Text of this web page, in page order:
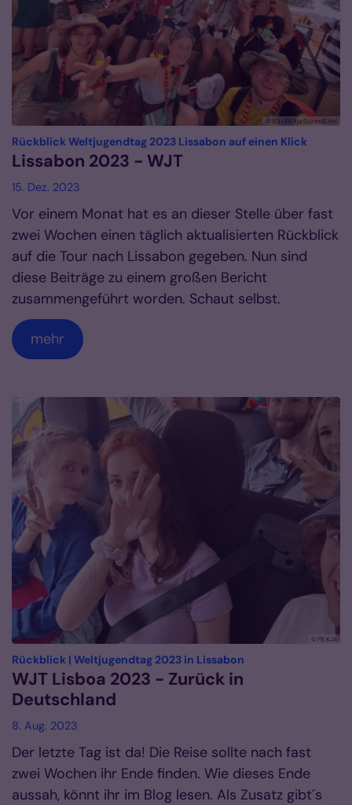
© SD | FB kja Düren|Eifel
Rückblick Weltjugendtag 2023 Lissabon auf einen Klick
Lissabon 2023 - WJT
15. Dez. 2023
Vor einem Monat hat es an dieser Stelle über fast
zwei Wochen einen täglich aktualisierten Rückblick
auf die Tour nach Lissabon gegeben. Nun sind
diese Beiträge zu einem großen Bericht
zusammengeführt worden. Schaut selbst.
mehr
© FB KJA
Rückblick | Weltjugendtag 2023 in Lissabon
WJT Lisboa 2023 - Zurück in
Deutschland
8. Aug. 2023
Der letzte Tag ist da! Die Reise sollte nach fast
zwei Wochen ihr Ende finden. Wie dieses Ende
aussah, könnt ihr im Blog lesen. Als Zusatz gibt´s